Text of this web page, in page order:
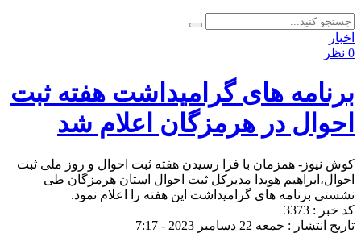
اخبار
0 نظر
برنامه های گرامیداشت هفته ثبت
احوال در هرمزگان اعلام شد
کوش نیوز- همزمان با فرا رسیدن هفته ثبت احوال و روز ملی ثبت
احوال،ابراهیم هویدا مدیرکل ثبت احوال استان هرمزگان طی
نشستی برنامه های گرامیداشت این هفته را اعلام نمود.
کد خبر : 3373
تاریخ انتشار : جمعه 22 دسامبر 2023 - 7:17